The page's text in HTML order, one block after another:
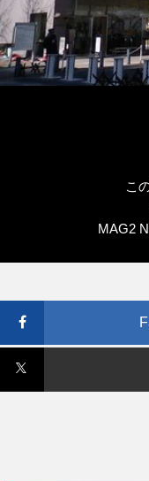
こ
MAG2